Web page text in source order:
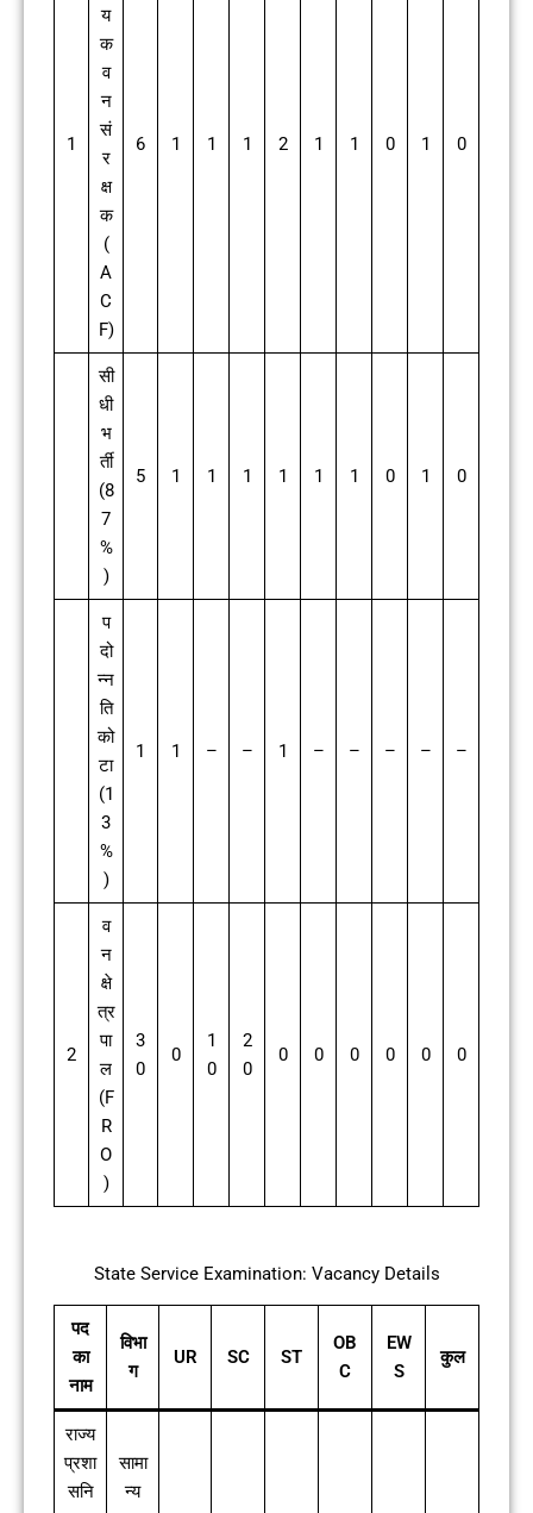
1
य
क
व
न
सं
र
क्ष
क
(
A
C
F)
6 1 1 1 2 1 1 0 1 0
सी
धी
भ
र्ती
(8
7
%
)
5 1 1 1 1 1 1 0 1 0
प
दो
न्न
ति
को
टा
(1
3
%
)
1 1 – – 1 – – – – –
2
व
न
क्षे
त्र
पा
ल
(F
R
O
)
3
0
0
1
0
2
0
0 0 0 0 0 0
State Service Examination: Vacancy Details
पद
का
नाम
विभा
ग
UR SC ST
OB
C
EW
S
कुल
राज्य
प्रशा
सनि
सामा
न्य